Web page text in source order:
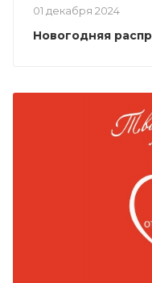
01 декабря 2024
Новогодняя